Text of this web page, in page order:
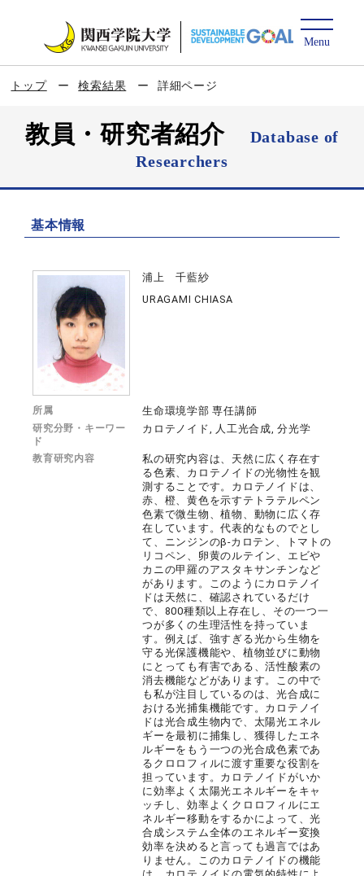
トップ 検索結果 詳細ページ
教員・研究者紹介
Database of
Researchers
基本情報
浦上 千藍紗
URAGAMI CHIASA
所属 生命環境学部 専任講師
研究分野・キーワー
ド
カロテノイド, 人工光合成, 分光学
教育研究内容
私の研究内容は、天然に広く存在す
る色素、カロテノイドの光物性を観
測することです。カロテノイドは、
赤、橙、黄色を示すテトラテルペン
色素で微生物、植物、動物に広く存
在しています。代表的なものでとし
て、ニンジンのβ-カロテン、トマトの
リコペン、卵黄のルテイン、エビや
カニの甲羅のアスタキサンチンなど
があります。このようにカロテノイ
ドは天然に、確認されているだけ
で、800種類以上存在し、その一つ一
つが多くの生理活性を持っていま
す。例えば、強すぎる光から生物を
守る光保護機能や、植物並びに動物
にとっても有害である、活性酸素の
消去機能などがあります。この中で
も私が注目しているのは、光合成に
おける光捕集機能です。カロテノイ
ドは光合成生物内で、太陽光エネル
ギーを最初に捕集し、獲得したエネ
ルギーをもう一つの光合成色素であ
るクロロフィルに渡す重要な役割を
担っています。カロテノイドがいか
に効率よく太陽光エネルギーをキャ
ッチし、効率よくクロロフィルにエ
ネルギー移動をするかによって、光
合成システム全体のエネルギー変換
効率を決めると言っても過言ではあ
りません。このカロテノイドの機能